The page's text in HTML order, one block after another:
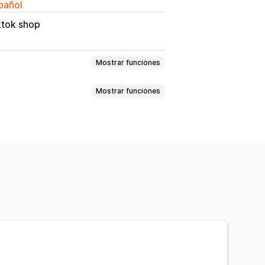
shop
Mostrar funciones
Mostrar funciones